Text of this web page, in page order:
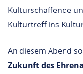
Kulturschaffende
Kulturtreff ins
An diesem Abend
Zukunft des